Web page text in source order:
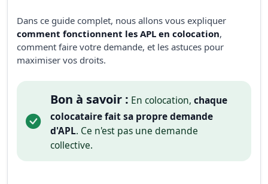
Dans ce guide complet, nous allons vous expliquer
comment fonctionnent les APL en colocation,
comment faire votre demande, et les astuces pour
maximiser vos droits.
Bon à savoir : En colocation, chaque
colocataire fait sa propre demande
d'APL. Ce n'est pas une demande
collective.